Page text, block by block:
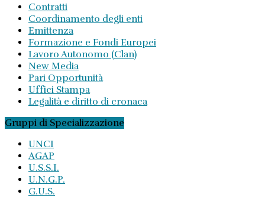
Contratti
Coordinamento degli enti
Emittenza
Formazione e Fondi Europei
Lavoro Autonomo (Clan)
New Media
Pari Opportunità
Uffici Stampa
Legalità e diritto di cronaca
Gruppi di Specializzazione
UNCI
AGAP
U.S.S.I.
U.N.G.P.
G.U.S.